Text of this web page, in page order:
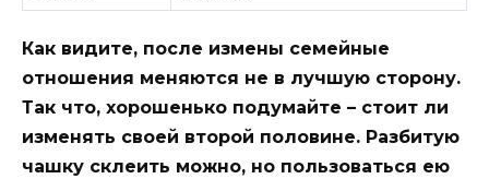
Как видите, после измены семейные
отношения меняются не в лучшую сторону.
Так что, хорошенько подумайте – стоит ли
изменять своей второй половине. Разбитую
чашку склеить можно, но пользоваться ею